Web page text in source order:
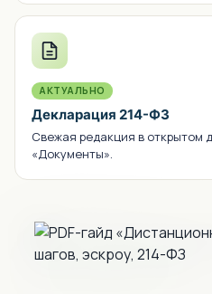
АКТУАЛЬНО
Декларация 214-ФЗ
Свежая редакция в открытом
«Документы».